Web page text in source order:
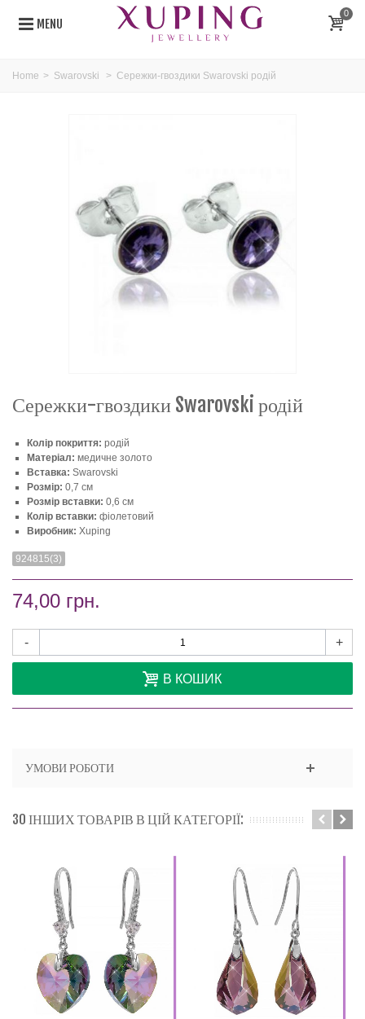
MENU
0
Home > Swarovski > Сережки-гвоздики Swarovski родій
Сережки-гвоздики Swarovski родій
Колір покриття: родій
Матеріал: медичне золото
Вставка: Swarovski
Розмір: 0,7 см
Розмір вставки: 0,6 см
Колір вставки: фіолетовий
Виробник: Xuping
924815(3)
74,00 грн.
- +
В КОШИК
УМОВИ РОБОТИ
30 ІНШИХ ТОВАРІВ В ЦІЙ КАТЕГОРІЇ: